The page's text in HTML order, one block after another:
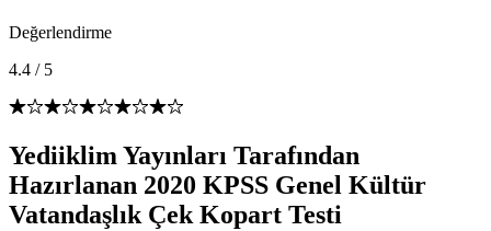
Değerlendirme
4.4 / 5
Yediiklim Yayınları Tarafından
Hazırlanan 2020 KPSS Genel Kültür
Vatandaşlık Çek Kopart Testi